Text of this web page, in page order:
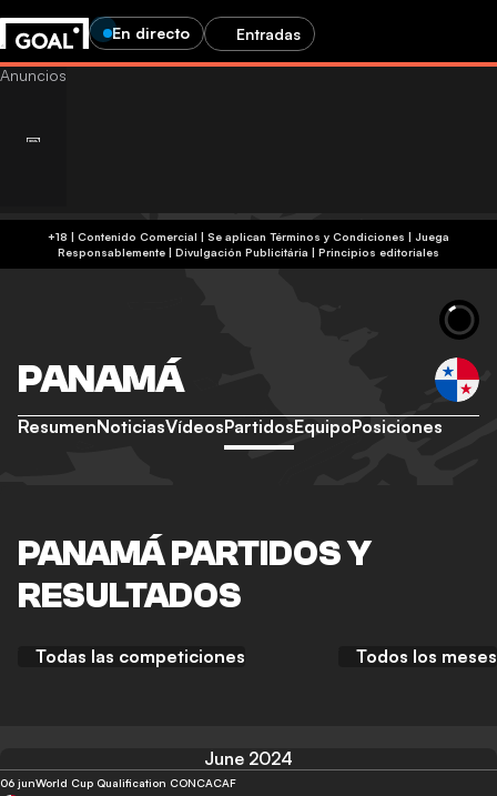
En directo Entradas
+18 | Contenido Comercial | Se aplican Términos y Condiciones | Juega
Responsablemente | Divulgación Publicitária | Principios editoriales
PANAMÁ
ResumenNoticiasVídeosPartidosEquipoPosiciones
PANAMÁ PARTIDOS Y
RESULTADOS
Todas las competiciones Todos los meses
June 2024
06 junWorld Cup Qualification CONCACAF